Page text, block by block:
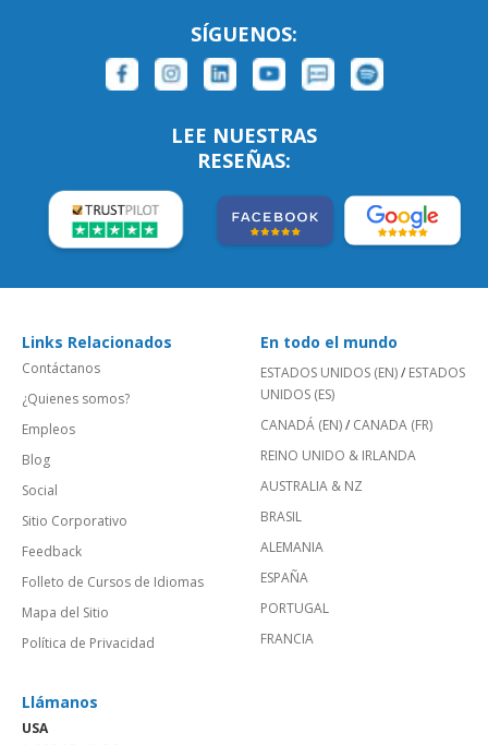
SÍGUENOS:
LEE NUESTRAS
RESEÑAS:
Links Relacionados
Contáctanos
¿Quienes somos?
Empleos
Blog
Social
Sitio Corporativo
Feedback
Folleto de Cursos de Idiomas
Mapa del Sitio
Política de Privacidad
En todo el mundo
ESTADOS UNIDOS (EN)/ ESTADOS
UNIDOS (ES)
CANADÁ (EN)/ CANADA (FR)
REINO UNIDO & IRLANDA
AUSTRALIA & NZ
BRASIL
ALEMANIA
ESPAÑA
PORTUGAL
FRANCIA
Llámanos
USA